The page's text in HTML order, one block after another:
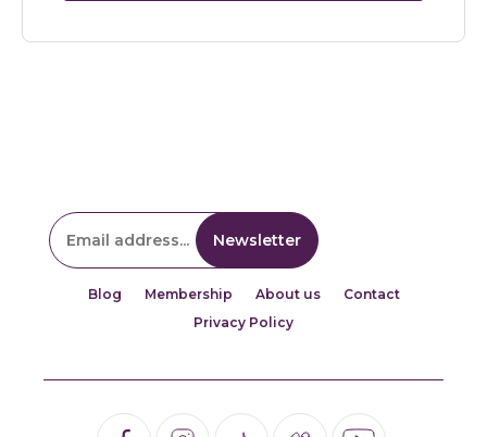
Blog Membership About us
Contact
Privacy Policy